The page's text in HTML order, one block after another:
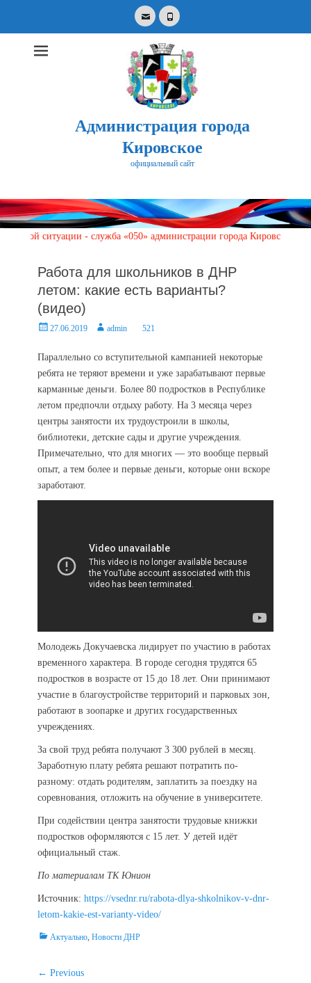
EmailPhone
Администрация города
Кировское
официальный сайт
for:
ситуации - служба «050» администрации города Кировское по
Работа для школьников в ДНР
летом: какие есть варианты?
(видео)
Posted27.06.2019 Authoradmin 521
Параллельно со вступительной кампанией некоторые
ребята не теряют времени и уже зарабатывают первые
карманные деньги. Более 80 подростков в Республике
летом предпочли отдыху работу. На 3 месяца через
центры занятости их трудоустроили в школы,
библиотеки, детские сады и другие учреждения.
Примечательно, что для многих — это вообще первый
опыт, а тем более и первые деньги, которые они вскоре
заработают.
Молодежь Докучаевска лидирует по участию в работах
временного характера. В городе сегодня трудятся 65
подростков в возрасте от 15 до 18 лет. Они принимают
участие в благоустройстве территорий и парковых зон,
работают в зоопарке и других государственных
учреждениях.
За свой труд ребята получают 3 300 рублей в месяц.
Заработную плату ребята решают потратить по-
разному: отдать родителям, заплатить за поездку на
соревнования, отложить на обучение в университете.
При содействии центра занятости трудовые книжки
подростков оформляются с 15 лет. У детей идёт
официальный стаж.
По материалам ТК Юнион
Источник: https://vsednr.ru/rabota-dlya-shkolnikov-v-dnr-
letom-kakie-est-varianty-video/
Categories
Актуально, Новости ДНР
Навигация
← Previous